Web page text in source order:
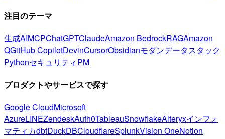
注目のテーマ
生成AIMCPChatGPTClaudeAmazon BedrockRAGAmazon
QGitHub CopilotDevinCursorObsidianモダンデータスタック
PythonセキュリティPM
プロダクトやサービスで探す
Google CloudMicrosoft
AzureLINEZendeskAuth0TableauSnowflakeAlteryxインフォ
マティカdbtDuckDBCloudflareSplunkVision OneNotion